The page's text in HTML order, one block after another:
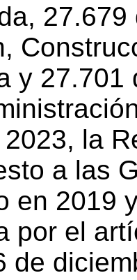
y 27.701
la
a las
en 2019
por el
de